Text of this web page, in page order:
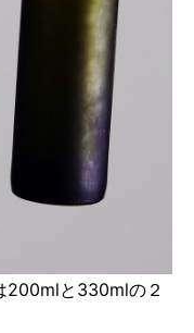
200mlと330mlの２